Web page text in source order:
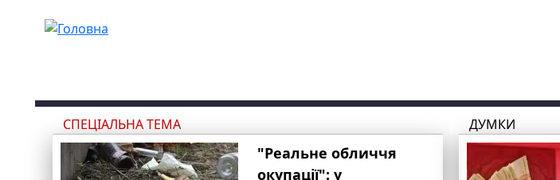
СПЕЦІАЛЬНА ТЕМА
"Реальне обличчя
окупації": у
ДУМКИ